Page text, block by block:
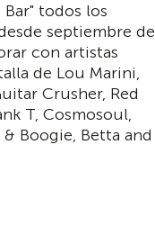
todos los
septiembre de
con artistas
de Lou Marini,
Crusher, Red
T, Cosmosoul,
Boogie, Betta and